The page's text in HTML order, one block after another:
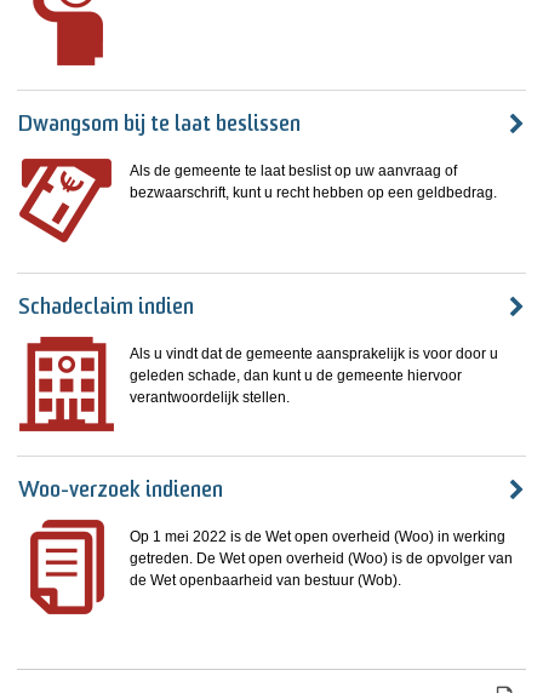
Dwangsom bij te laat beslissen
Als de gemeente te laat beslist op uw aanvraag of
bezwaarschrift, kunt u recht hebben op een geldbedrag.
Schadeclaim indien
Als u vindt dat de gemeente aansprakelijk is voor door u
geleden schade, dan kunt u de gemeente hiervoor
verantwoordelijk stellen.
Woo-verzoek indienen
Op 1 mei 2022 is de Wet open overheid (Woo) in werking
getreden. De Wet open overheid (Woo) is de opvolger van
de Wet openbaarheid van bestuur (Wob).